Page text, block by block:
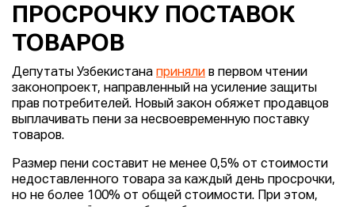
ПРОСРОЧКУ ПОСТАВОК
ТОВАРОВ
Депутаты Узбекистана приняли в первом чтении
законопроект, направленный на усиление защиты
прав потребителей. Новый закон обяжет продавцов
выплачивать пени за несвоевременную поставку
товаров.
Размер пени составит не менее 0,5% от стоимости
недоставленного товара за каждый день просрочки,
но не более 100% от общей стоимости. При этом,